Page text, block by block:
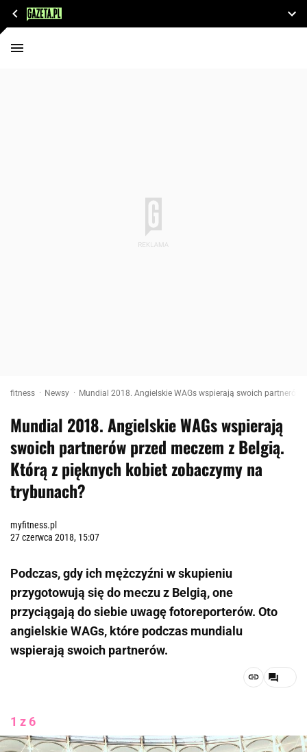
fitness Newsy Mundial 2018. Angielskie WAGs wspierają swoich
Mundial 2018. Angielskie WAGs wspierają
swoich partnerów przed meczem z Belgią.
Którą z pięknych kobiet zobaczymy na
trybunach?
myfitness.pl
27 czerwca 2018, 15:07
Podczas, gdy ich mężczyźni w skupieniu
przygotowują się do meczu z Belgią, one
przyciągają do siebie uwagę fotoreporterów. Oto
angielskie WAGs, które podczas mundialu
wspierają swoich partnerów.
1 z 6